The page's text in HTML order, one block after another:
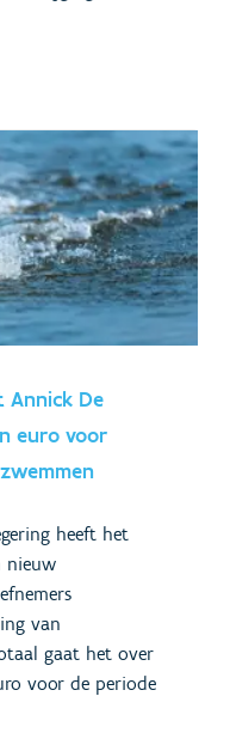
Annick De
euro voor
heeft het
nieuw
van
gaat het over
voor de periode